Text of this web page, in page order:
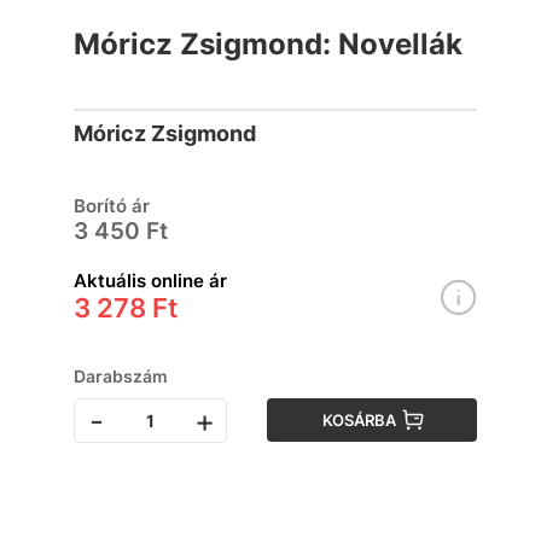
Móricz Zsigmond: Novellák
Móricz Zsigmond
Borító ár
3 450 Ft
Aktuális online ár
3 278 Ft
Darabszám
- + KOSÁRBA